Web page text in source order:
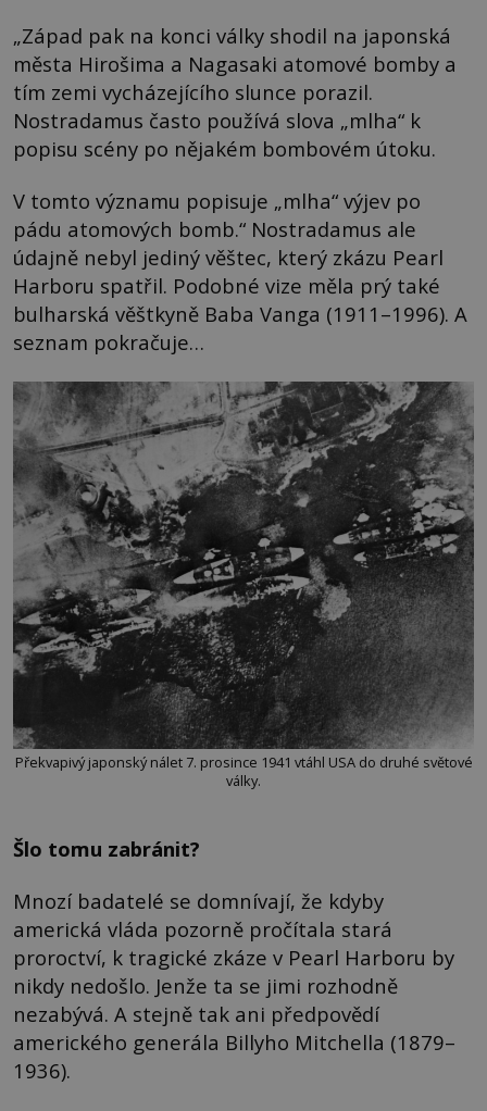
„Západ pak na konci války shodil na japonská
města Hirošima a Nagasaki atomové bomby a
tím zemi vycházejícího slunce porazil.
Nostradamus často používá slova „mlha“ k
popisu scény po nějakém bombovém útoku.
V tomto významu popisuje „mlha“ výjev po
pádu atomových bomb.“ Nostradamus ale
údajně nebyl jediný věštec, který zkázu Pearl
Harboru spatřil. Podobné vize měla prý také
bulharská věštkyně Baba Vanga (1911–1996). A
seznam pokračuje…
Překvapivý japonský nálet 7. prosince 1941 vtáhl USA do druhé světové
války.
Šlo tomu zabránit?
Mnozí badatelé se domnívají, že kdyby
americká vláda pozorně pročítala stará
proroctví, k tragické zkáze v Pearl Harboru by
nikdy nedošlo. Jenže ta se jimi rozhodně
nezabývá. A stejně tak ani předpovědí
amerického generála Billyho Mitchella (1879–
1936).